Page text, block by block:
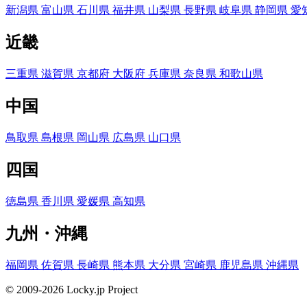
新潟県 富山県 石川県 福井県 山梨県 長野県 岐阜県 静岡県 愛
近畿
三重県 滋賀県 京都府 大阪府 兵庫県 奈良県 和歌山県
中国
鳥取県 島根県 岡山県 広島県 山口県
四国
徳島県 香川県 愛媛県 高知県
九州・沖縄
福岡県 佐賀県 長崎県 熊本県 大分県 宮崎県 鹿児島県 沖縄県
© 2009-2026 Locky.jp Project